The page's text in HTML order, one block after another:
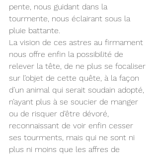
pente, nous guidant dans la
tourmente, nous éclairant sous la
pluie battante.
La vision de ces astres au firmament
nous offre enfin la possibilité de
relever la tête, de ne plus se focaliser
sur l’objet de cette quête, à la façon
d’un animal qui serait soudain adopté,
n’ayant plus à se soucier de manger
ou de risquer d’être dévoré,
reconnaissant de voir enfin cesser
ses tourments, mais qui ne sont ni
plus ni moins que les affres de